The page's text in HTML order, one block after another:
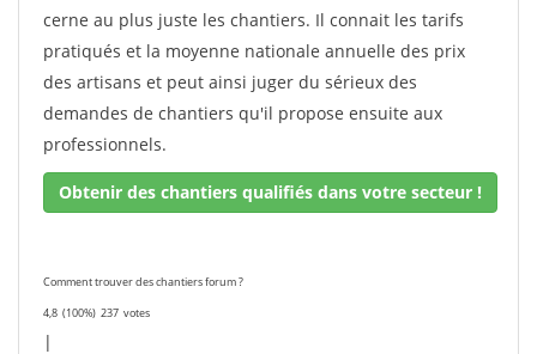
cerne au plus juste les chantiers. Il connait les tarifs
pratiqués et la moyenne nationale annuelle des prix
des artisans et peut ainsi juger du sérieux des
demandes de chantiers qu'il propose ensuite aux
professionnels.
Obtenir des chantiers qualifiés dans votre secteur !
Comment trouver des chantiers forum ?
4,8 (100%) 237 votes
|